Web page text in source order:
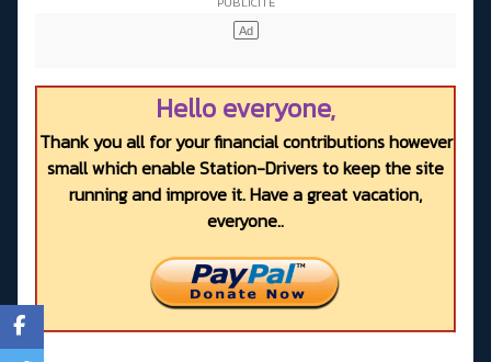
Hello everyone,
Thank you all for your financial contributions however
small which enable Station-Drivers to keep the site
running and improve it. Have a great vacation,
everyone..